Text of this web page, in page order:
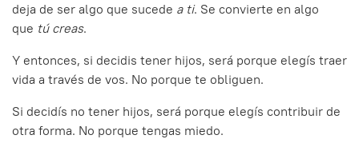
deja de ser algo que sucede a ti. Se convierte en algo
que tú creas.
Y entonces, si decidis tener hijos, será porque elegís traer
vida a través de vos. No porque te obliguen.
Si decidís no tener hijos, será porque elegís contribuir de
otra forma. No porque tengas miedo.